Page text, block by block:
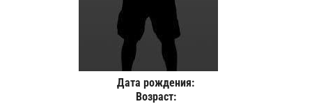
Дата рождения:
Возраст: